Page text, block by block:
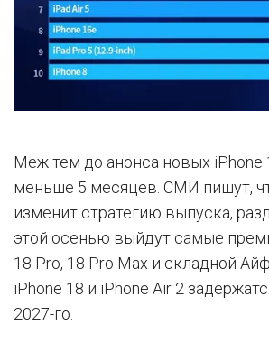
Меж тем до анонса новых iPhone
меньше 5 месяцев. СМИ пишут,
изменит стратегию выпуска,
этой осенью выйдут самые
18 Pro, 18 Pro Max и складной
iPhone 18 и iPhone Air 2
2027-го.